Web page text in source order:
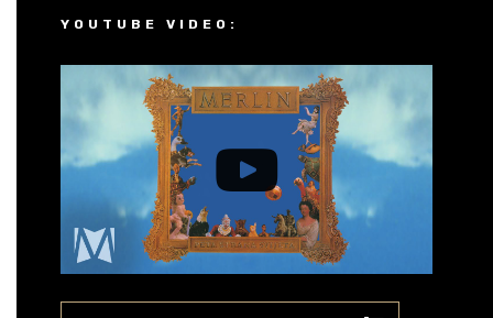
YOUTUBE VIDEO: